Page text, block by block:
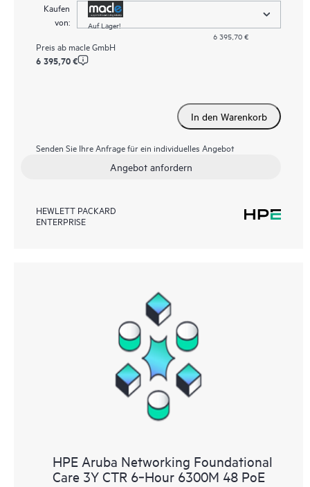
Kaufen
von:
Auf Lager!
6 395,70 €
Preis ab macle GmbH
6 395,70 €
In den Warenkorb
Senden Sie Ihre Anfrage für ein individuelles Angebot
Angebot anfordern
HEWLETT PACKARD
ENTERPRISE
HPE Aruba Networking Foundational
Care 3Y CTR 6‑Hour 6300M 48 PoE